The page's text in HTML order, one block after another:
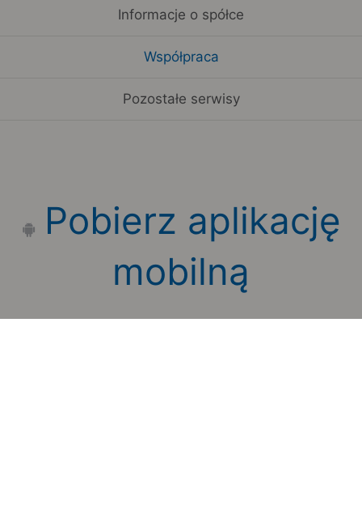
Informacje o spółce
Współpraca
Pozostałe serwisy
Pobierz aplikację
mobilną